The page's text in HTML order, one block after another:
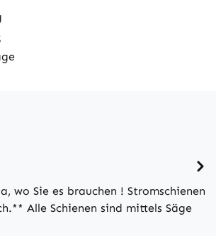
wo Sie es brauchen ! Stromschienen
Alle Schienen sind mittels Säge